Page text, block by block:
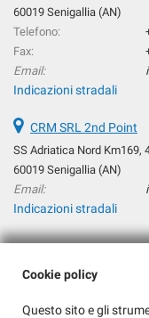
60019 Senigallia (AN)
Telefono:
Fax:
Email:
Indicazioni stradali
CRM SRL 2nd Point
SS Adriatica Nord Km169,
60019 Senigallia (AN)
Email:
Indicazioni stradali
Dati fiscali:
Via Podesti, 197,
Cookie policy
Questo sito e gli